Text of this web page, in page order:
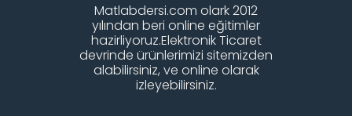
Matlabdersi.com olark 2012
yılından beri online eğitimler
hazirliyoruz.Elektronik Ticaret
devrinde ürünlerimizi sitemizden
alabilirsiniz, ve online olarak
izleyebilirsiniz.